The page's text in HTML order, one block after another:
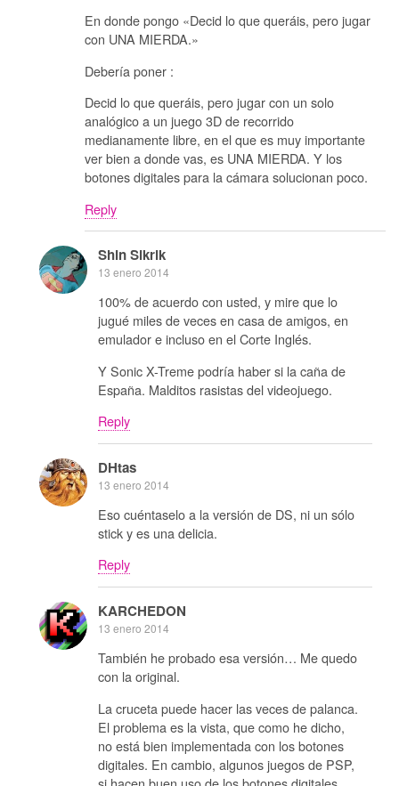
En donde pongo «Decid lo que queráis, pero jugar
con UNA MIERDA.»
Debería poner :
Decid lo que queráis, pero jugar con un solo
analógico a un juego 3D de recorrido
medianamente libre, en el que es muy importante
ver bien a donde vas, es UNA MIERDA. Y los
botones digitales para la cámara solucionan poco.
Reply
Shin Sikrik
13 enero 2014
100% de acuerdo con usted, y mire que lo
jugué miles de veces en casa de amigos, en
emulador e incluso en el Corte Inglés.
Y Sonic X-Treme podría haber si la caña de
España. Malditos rasistas del videojuego.
Reply
DHtas
13 enero 2014
Eso cuéntaselo a la versión de DS, ni un sólo
stick y es una delicia.
Reply
KARCHEDON
13 enero 2014
También he probado esa versión… Me quedo
con la original.
La cruceta puede hacer las veces de palanca.
El problema es la vista, que como he dicho,
no está bien implementada con los botones
digitales. En cambio, algunos juegos de PSP,